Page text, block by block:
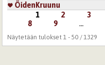
ÖidenKruunu
1 2 3
8
9 …
Näytetään tulokset 1 - 50 / 1329